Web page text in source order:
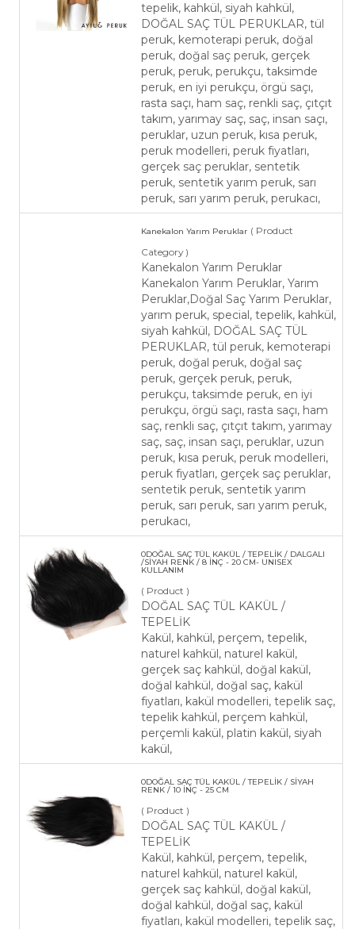
tepelik, kahkül, siyah kahkül,
DOĞAL SAÇ TÜL PERUKLAR, tül
peruk, kemoterapi peruk, doğal
peruk, doğal saç peruk, gerçek
peruk, peruk, perukçu, taksimde
peruk, en iyi perukçu, örgü saçı,
rasta saçı, ham saç, renkli saç, çıtçıt
takım, yarımay saç, saç, insan saçı,
peruklar, uzun peruk, kısa peruk,
peruk modelleri, peruk fiyatları,
gerçek saç peruklar, sentetik
peruk, sentetik yarım peruk, sarı
peruk, sarı yarım peruk, perukacı,
Kanekalon Yarım Peruklar ( Product
Category )
Kanekalon Yarım Peruklar
Kanekalon Yarım Peruklar, Yarım
Peruklar,Doğal Saç Yarım Peruklar,
yarım peruk, special, tepelik, kahkül,
siyah kahkül, DOĞAL SAÇ TÜL
PERUKLAR, tül peruk, kemoterapi
peruk, doğal peruk, doğal saç
peruk, gerçek peruk, peruk,
perukçu, taksimde peruk, en iyi
perukçu, örgü saçı, rasta saçı, ham
saç, renkli saç, çıtçıt takım, yarımay
saç, saç, insan saçı, peruklar, uzun
peruk, kısa peruk, peruk modelleri,
peruk fiyatları, gerçek saç peruklar,
sentetik peruk, sentetik yarım
peruk, sarı peruk, sarı yarım peruk,
perukacı,
0DOĞAL SAÇ TÜL KAKÜL / TEPELİK / DALGALI
/SİYAH RENK / 8 İNÇ - 20 CM- UNISEX
KULLANIM
( Product )
DOĞAL SAÇ TÜL KAKÜL /
TEPELİK
Kakül, kahkül, perçem, tepelik,
naturel kahkül, naturel kakül,
gerçek saç kahkül, doğal kakül,
doğal kahkül, doğal saç, kakül
fiyatları, kakül modelleri, tepelik saç,
tepelik kahkül, perçem kahkül,
perçemli kakül, platin kakül, siyah
kakül,
​0DOĞAL SAÇ TÜL KAKÜL / TEPELİK / SİYAH
RENK / 10 İNÇ - 25 CM
( Product )
DOĞAL SAÇ TÜL KAKÜL /
TEPELİK
Kakül, kahkül, perçem, tepelik,
naturel kahkül, naturel kakül,
gerçek saç kahkül, doğal kakül,
doğal kahkül, doğal saç, kakül
fiyatları, kakül modelleri, tepelik saç,